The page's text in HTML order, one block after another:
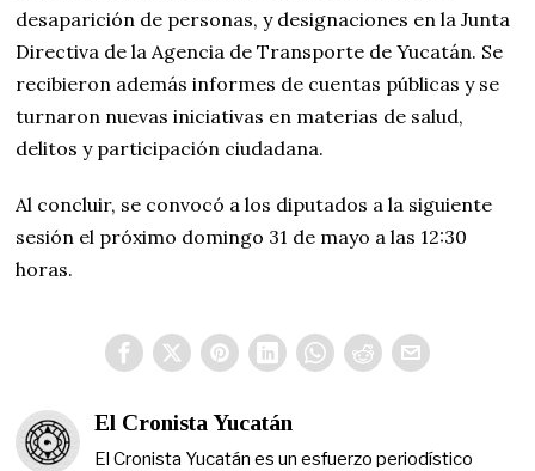
desaparición de personas, y designaciones en la Junta
Directiva de la Agencia de Transporte de Yucatán. Se
recibieron además informes de cuentas públicas y se
turnaron nuevas iniciativas en materias de salud,
delitos y participación ciudadana.
Al concluir, se convocó a los diputados a la siguiente
sesión el próximo domingo 31 de mayo a las 12:30
horas.
El Cronista Yucatán
El Cronista Yucatán es un esfuerzo periodístico